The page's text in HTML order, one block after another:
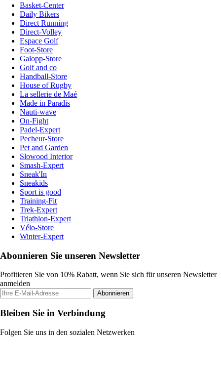
Basket-Center
Daily Bikers
Direct Running
Direct-Volley
Espace Golf
Foot-Store
Galopp-Store
Golf and co
Handball-Store
House of Rugby
La sellerie de Maé
Made in Paradis
Nauti-wave
On-Fight
Padel-Expert
Pecheur-Store
Pet and Garden
Slowood Interior
Smash-Expert
Sneak'In
Sneakids
Sport is good
Training-Fit
Trek-Expert
Triathlon-Expert
Vélo-Store
Winter-Expert
Abonnieren Sie unseren Newsletter
Profitieren Sie von 10% Rabatt, wenn Sie sich für unseren Newsletter
anmelden
Abonnieren
Bleiben Sie in Verbindung
Folgen Sie uns in den sozialen Netzwerken